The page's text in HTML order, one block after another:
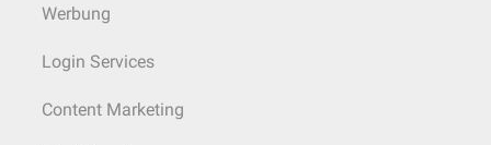
Werbung
Login Services
Content Marketing